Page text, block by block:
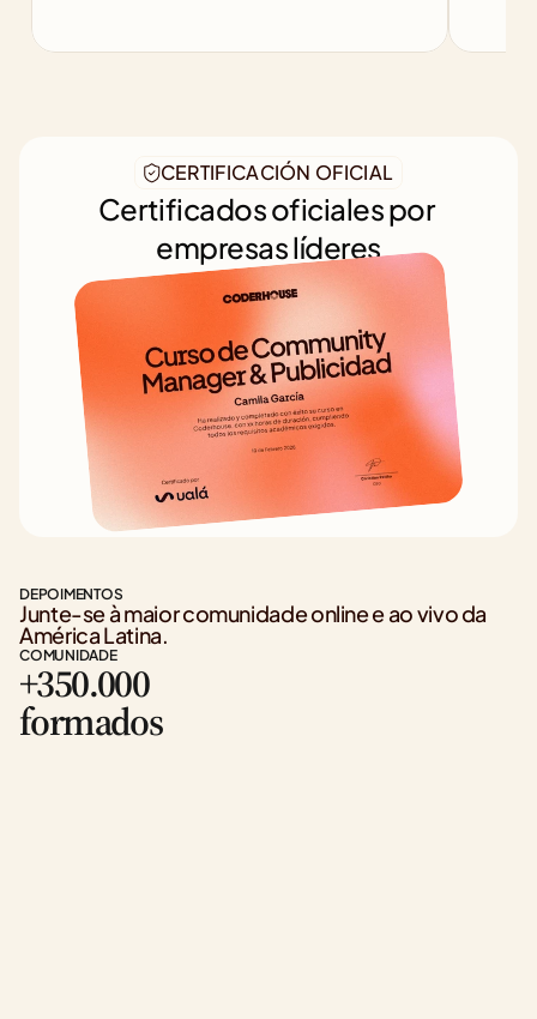
CERTIFICACIÓN OFICIAL
Certificados oficiales por
empresas líderes
DEPOIMENTOS
Junte-se à maior comunidade online e ao vivo da
América Latina.
COMUNIDADE
+350.000
formados